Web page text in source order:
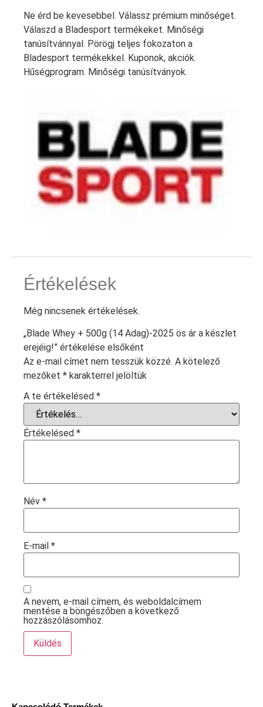
Ne érd be kevesebbel. Válassz prémium minőséget.
Válaszd a Bladesport termékeket. Minőségi
tanúsítvánnyal. Pörögj teljes fokozaton a
Bladesport termékekkel. Kuponok, akciók.
Hűségprogram. Minőségi tanúsítványok.
Értékelések
Még nincsenek értékelések.
„Blade Whey + 500g (14 Adag)-2025 ös ár a készlet
erejéig!” értékelése elsőként
Az e-mail címet nem tesszük közzé. A kötelező
mezőket * karakterrel jelöltük
A te értékelésed *
Értékelésed *
Név *
E-mail *
A nevem, e-mail címem, és weboldalcímem
mentése a böngészőben a következő
hozzászólásomhoz.